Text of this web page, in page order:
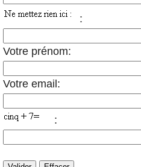
:
Votre prénom:
Votre email:
: